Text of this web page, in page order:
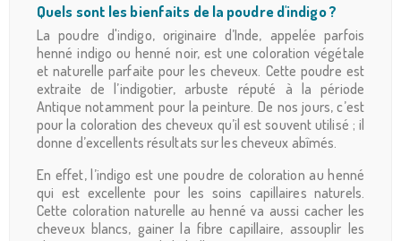
Quels sont les bienfaits de la poudre d'indigo ?
La poudre d'indigo, originaire d’Inde, appelée parfois
henné indigo ou henné noir, est une coloration végétale
et naturelle parfaite pour les cheveux. Cette poudre est
extraite de l’indigotier, arbuste réputé à la période
Antique notamment pour la peinture. De nos jours, c’est
pour la coloration des cheveux qu’il est souvent utilisé ; il
donne d’excellents résultats sur les cheveux abîmés.
En effet, l’indigo est une poudre de coloration au henné
qui est excellente pour les soins capillaires naturels.
Cette coloration naturelle au henné va aussi cacher les
cheveux blancs, gainer la fibre capillaire, assouplir les